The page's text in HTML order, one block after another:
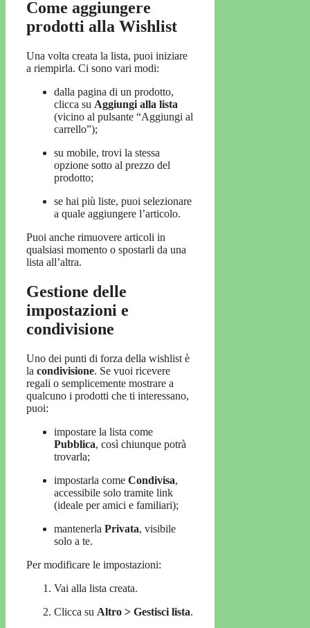
Come aggiungere
prodotti alla Wishlist
Una volta creata la lista, puoi iniziare
a riempirla. Ci sono vari modi:
dalla pagina di un prodotto,
clicca su Aggiungi alla lista
(vicino al pulsante “Aggiungi al
carrello”);
su mobile, trovi la stessa
opzione sotto al prezzo del
prodotto;
se hai più liste, puoi selezionare
a quale aggiungere l’articolo.
Puoi anche rimuovere articoli in
qualsiasi momento o spostarli da una
lista all’altra.
Gestione delle
impostazioni e
condivisione
Uno dei punti di forza della wishlist è
la condivisione. Se vuoi ricevere
regali o semplicemente mostrare a
qualcuno i prodotti che ti interessano,
puoi:
impostare la lista come
Pubblica, così chiunque potrà
trovarla;
impostarla come Condivisa,
accessibile solo tramite link
(ideale per amici e familiari);
mantenerla Privata, visibile
solo a te.
Per modificare le impostazioni:
Vai alla lista creata.
Clicca su Altro > Gestisci lista.